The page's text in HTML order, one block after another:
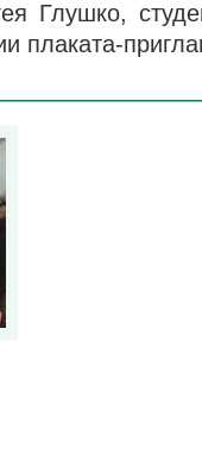
Глушко,
плаката-